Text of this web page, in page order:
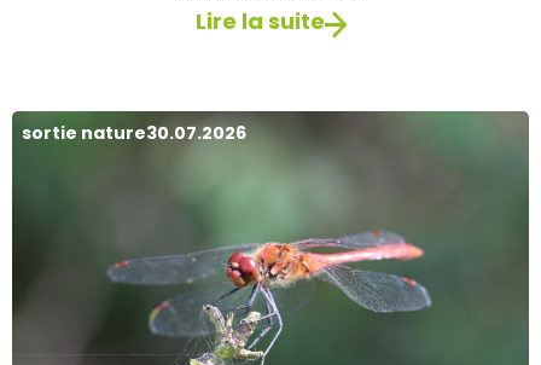
Lire la suite
sortie nature30.07.2026